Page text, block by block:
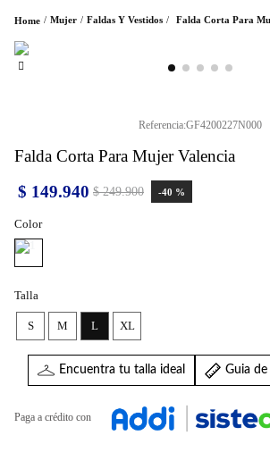
Mujer Faldas Y Vestidos Falda Corta Para
Referencia:GF4200227N000
Falda Corta Para Mujer Valencia
$ 249.900
$ 149.940 -40 %
Color
Talla
S M L XL
Encuentra tu talla ideal Guia de
Paga a crédito con